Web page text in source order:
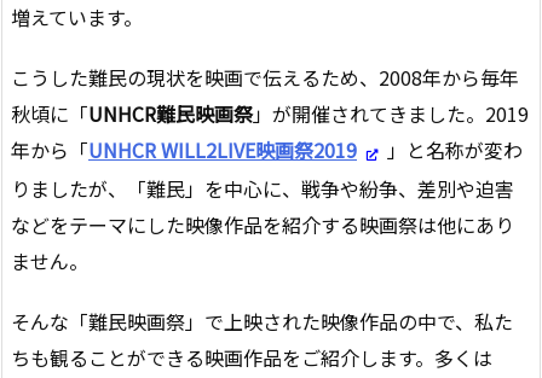
増えています。
こうした難民の現状を映画で伝えるため、2008年から毎年
秋頃に「UNHCR難民映画祭」が開催されてきました。2019
年から「UNHCR WILL2LIVE映画祭2019
」と名称が変わ
りましたが、「難民」を中心に、戦争や紛争、差別や迫害
などをテーマにした映像作品を紹介する映画祭は他にあり
ません。
そんな「難民映画祭」で上映された映像作品の中で、私た
ちも観ることができる映画作品をご紹介します。多くは